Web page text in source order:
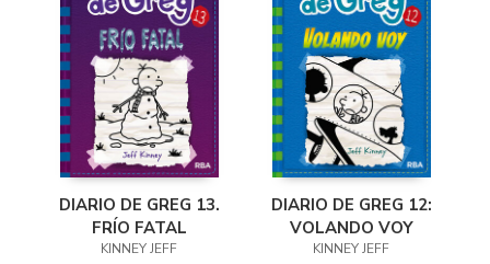
DIARIO DE GREG 13.
FRÍO FATAL
KINNEY JEFF
DIARIO DE GREG 12:
VOLANDO VOY
KINNEY JEFF